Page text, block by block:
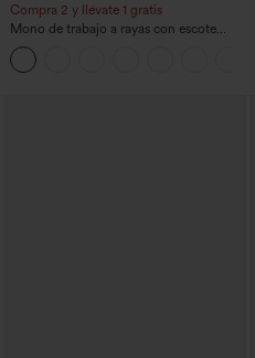
Compra 2 y llévate 1 gratis
Mono de trabajo a rayas con escote
barco, sin mangas, lazo lateral, tacto
Cool Touch y bolsillos - Edición Easy
Peezy